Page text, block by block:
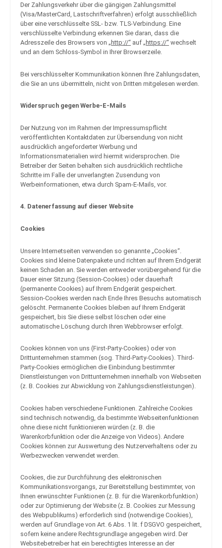
Der Zahlungsverkehr über die gängigen Zahlungsmittel
(Visa/MasterCard, Lastschriftverfahren) erfolgt ausschließlich
über eine verschlüsselte SSL- bzw. TLS-Verbindung. Eine
verschlüsselte Verbindung erkennen Sie daran, dass die
Adresszeile des Browsers von „ http://“ auf „ https://“ wechselt
und an dem Schloss-Symbol in Ihrer Browserzeile.
Bei verschlüsselter Kommunikation können Ihre Zahlungsdaten,
die Sie an uns übermitteln, nicht von Dritten mitgelesen werden.
Widerspruch gegen Werbe-E-Mails
Der Nutzung von im Rahmen der Impressumspflicht
veröffentlichten Kontaktdaten zur Übersendung von nicht
ausdrücklich angeforderter Werbung und
Informationsmaterialien wird hiermit widersprochen. Die
Betreiber der Seiten behalten sich ausdrücklich rechtliche
Schritte im Falle der unverlangten Zusendung von
Werbeinformationen, etwa durch Spam-E-Mails, vor.
4. Datenerfassung auf dieser Website
Cookies
Unsere Internetseiten verwenden so genannte „Cookies“.
Cookies sind kleine Datenpakete und richten auf Ihrem Endgerät
keinen Schaden an. Sie werden entweder vorübergehend für die
Dauer einer Sitzung (Session-Cookies) oder dauerhaft
(permanente Cookies) auf Ihrem Endgerät gespeichert.
Session-Cookies werden nach Ende Ihres Besuchs automatisch
gelöscht. Permanente Cookies bleiben auf Ihrem Endgerät
gespeichert, bis Sie diese selbst löschen oder eine
automatische Löschung durch Ihren Webbrowser erfolgt.
Cookies können von uns (First-Party-Cookies) oder von
Drittunternehmen stammen (sog. Third-Party-Cookies). Third-
Party-Cookies ermöglichen die Einbindung bestimmter
Dienstleistungen von Drittunternehmen innerhalb von Webseiten
(z. B. Cookies zur Abwicklung von Zahlungsdienstleistungen).
Cookies haben verschiedene Funktionen. Zahlreiche Cookies
sind technisch notwendig, da bestimmte Webseitenfunktionen
ohne diese nicht funktionieren würden (z. B. die
Warenkorbfunktion oder die Anzeige von Videos). Andere
Cookies können zur Auswertung des Nutzerverhaltens oder zu
Werbezwecken verwendet werden.
Cookies, die zur Durchführung des elektronischen
Kommunikationsvorgangs, zur Bereitstellung bestimmter, von
Ihnen erwünschter Funktionen (z. B. für die Warenkorbfunktion)
oder zur Optimierung der Website (z. B. Cookies zur Messung
des Webpublikums) erforderlich sind (notwendige Cookies),
werden auf Grundlage von Art. 6 Abs. 1 lit. f DSGVO gespeichert,
sofern keine andere Rechtsgrundlage angegeben wird. Der
Websitebetreiber hat ein berechtigtes Interesse an der